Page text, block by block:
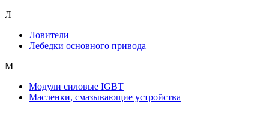
Л
Ловители
Лебедки основного привода
М
Модули силовые IGBT
Масленки, смазывающие устройства